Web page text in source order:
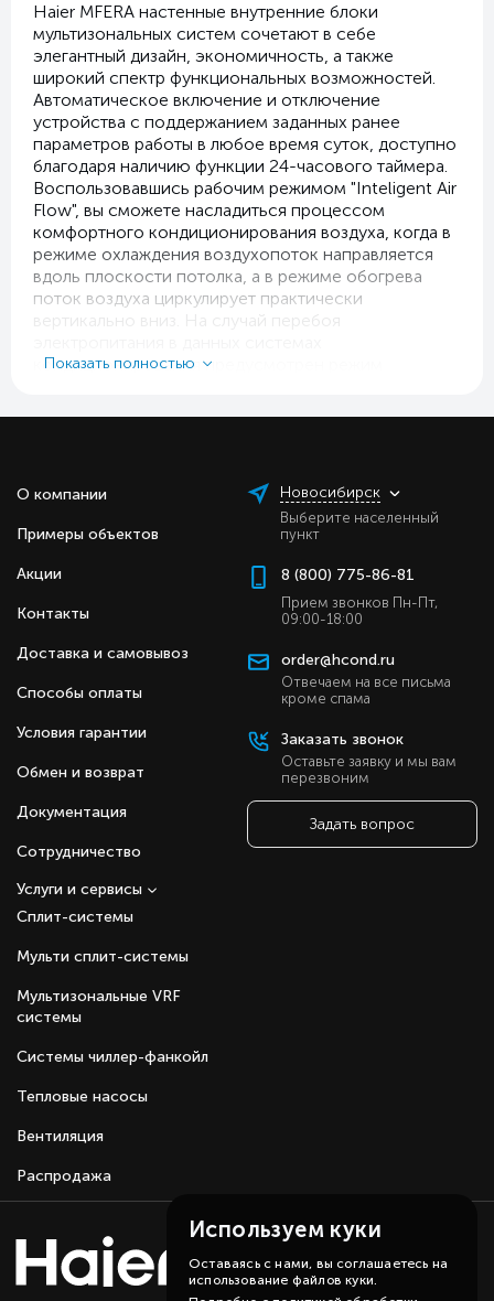
Haier MFERA настенные внутренние блоки
мультизональных систем сочетают в себе
элегантный дизайн, экономичность, а также
широкий спектр функциональных возможностей.
Автоматическое включение и отключение
устройства с поддержанием заданных ранее
параметров работы в любое время суток, доступно
благодаря наличию функции 24-часового таймера.
Воспользовавшись рабочим режимом "Inteligent Air
Flow", вы сможете насладиться процессом
комфортного кондиционирования воздуха, когда в
режиме охлаждения воздухопоток направляется
вдоль плоскости потолка, а в режиме обогрева
поток воздуха циркулирует практически
вертикально вниз. На случай перебоя
кондиционирования предусмотрен режим
мультизональных систем имеют следующие
Воздушный фильтр, задерживающий
мельчайшие частички пыли.
Антикоррозийная защита Blue Fin, которая
теплообменника и выход его из строя.
Функция управления с помощью ключа-карты
специально предназначена для
гостиниц.
Встроенный генератор, ионизирующий
молекулы воды, расщепляя ее на анионы и
катионы, в результате образуются
соединения, которые уничтожают вирусы и
бактерии.
Низкотемпературный нагрев (-20 °C).
Режим комфортного сна.
Защита компрессора.
Интуитивно понятный пульт ДУ.
Показать полностью
О компании
Примеры объектов
Акции
Контакты
Доставка и самовывоз
Способы оплаты
Условия гарантии
Обмен и возврат
Документация
Сотрудничество
Сплит-системы
Мульти сплит-системы
Мультизональные VRF
системы
Системы чиллер-фанкойл
Тепловые насосы
Вентиляция
Распродажа
Услуги и сервисы
Новосибирск
Выберите населенный
пункт
8 (800) 775-86-81
Прием звонков Пн-Пт,
09:00-18:00
order@hcond.ru
Отвечаем на все письма
кроме спама
Заказать звонок
Оставьте заявку и мы вам
перезвоним
Задать вопрос
Используем куки
Оставаясь с нами, вы соглашаетесь на
использование файлов куки.